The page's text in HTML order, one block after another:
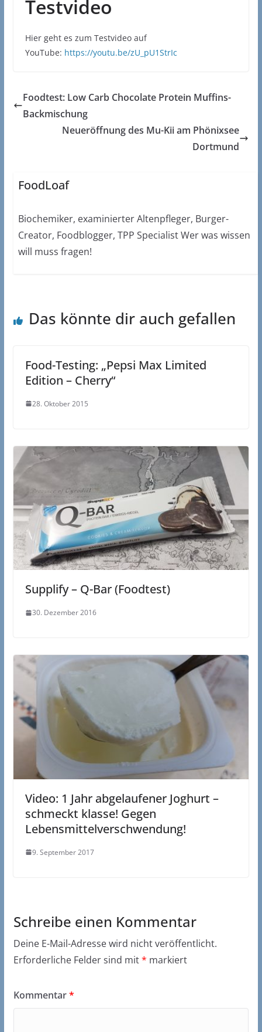
Testvideo
Hier geht es zum Testvideo auf
YouTube: https://youtu.be/zU_pU1StrIc
Foodtest: Low Carb Chocolate Protein Muffins-
Backmischung
Neueröffnung des Mu-Kii am Phönixsee
Dortmund
FoodLoaf
Biochemiker, examinierter Altenpfleger, Burger-
Creator, Foodblogger, TPP Specialist Wer was wissen
will muss fragen!
Das könnte dir auch gefallen
Food-Testing: „Pepsi Max Limited
Edition – Cherry“
28. Oktober 2015
Supplify – Q-Bar (Foodtest)
30. Dezember 2016
Video: 1 Jahr abgelaufener Joghurt –
schmeckt klasse! Gegen
Lebensmittelverschwendung!
9. September 2017
Schreibe einen Kommentar
Deine E-Mail-Adresse wird nicht veröffentlicht.
Erforderliche Felder sind mit* markiert
Kommentar*